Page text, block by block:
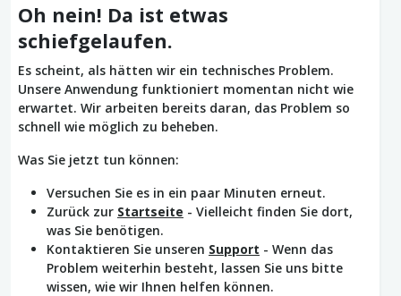
Oh nein! Da ist etwas
schiefgelaufen.
Es scheint, als hätten wir ein technisches Problem.
Unsere Anwendung funktioniert momentan nicht wie
erwartet. Wir arbeiten bereits daran, das Problem so
schnell wie möglich zu beheben.
Was Sie jetzt tun können:
Versuchen Sie es in ein paar Minuten erneut.
Zurück zur Startseite - Vielleicht finden Sie dort,
was Sie benötigen.
Kontaktieren Sie unseren Support - Wenn das
Problem weiterhin besteht, lassen Sie uns bitte
wissen, wie wir Ihnen helfen können.